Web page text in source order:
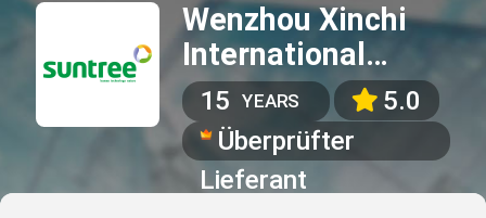
Wenzhou Xinchi
International
Trade Co.,Ltd
15 YEARS
5.0
Überprüfter
Lieferant